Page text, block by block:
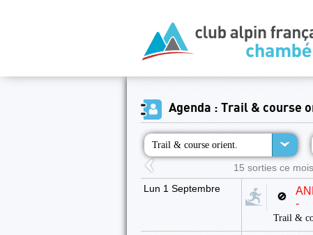
Agenda : Trail & course
Trail & course orient.
15 sorties ce
Lun 1 Septembre
🚫
-
Trail &